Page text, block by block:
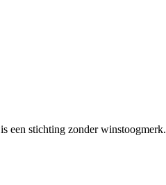
een stichting zonder winstoogmerk.